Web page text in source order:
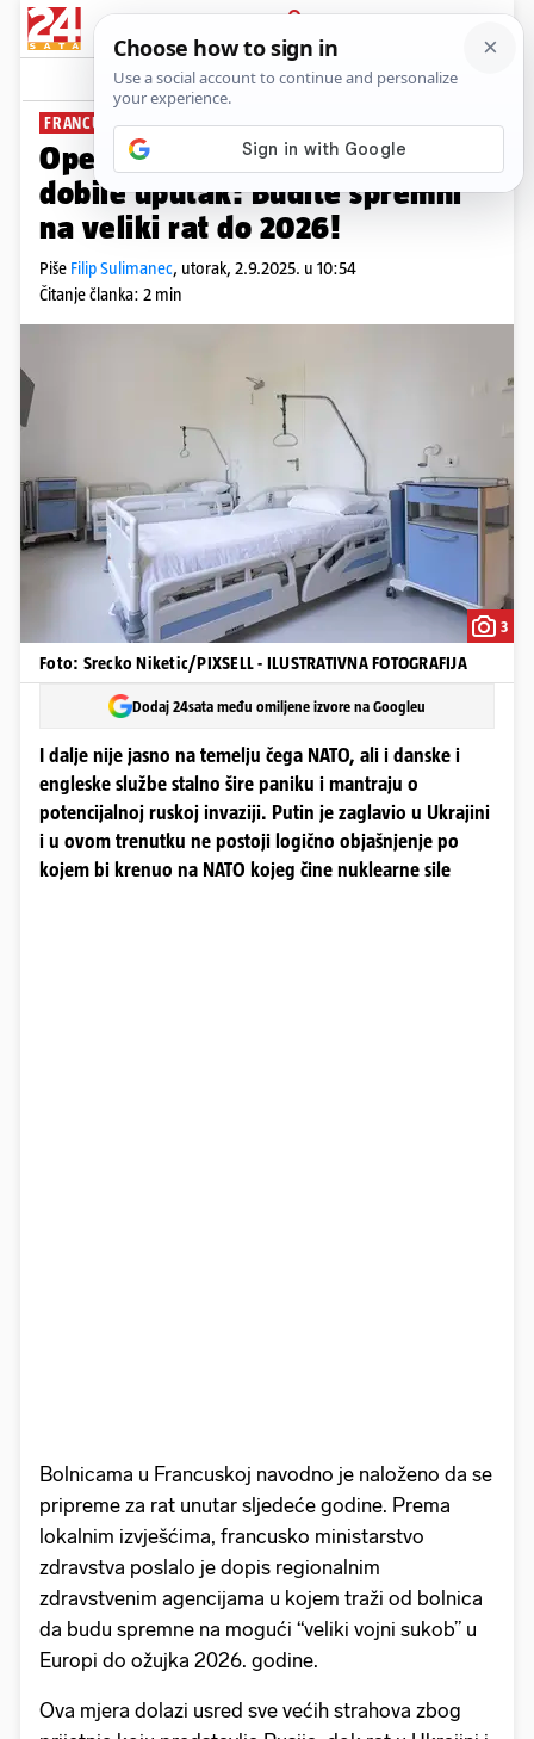
PRIJAVA
News Komentari
FRANCUSKA
Opet panika na Zapadu. Bolnice
dobile uputak: Budite spremni
na veliki rat do 2026!
Piše Filip Sulimanec, utorak, 2.9.2025. u 10:54
Čitanje članka: 2 min
3
Foto: Srecko Niketic/PIXSELL - ILUSTRATIVNA FOTOGRAFIJA
Dodaj 24sata među omiljene izvore na Googleu
I dalje nije jasno na temelju čega NATO, ali i danske i
engleske službe stalno šire paniku i mantraju o
potencijalnoj ruskoj invaziji. Putin je zaglavio u Ukrajini
i u ovom trenutku ne postoji logično objašnjenje po
kojem bi krenuo na NATO kojeg čine nuklearne sile
Bolnicama u Francuskoj navodno je naloženo da se
pripreme za rat unutar sljedeće godine. Prema
lokalnim izvješćima, francusko ministarstvo
zdravstva poslalo je dopis regionalnim
zdravstvenim agencijama u kojem traži od bolnica
da budu spremne na mogući “veliki vojni sukob” u
Europi do ožujka 2026. godine.
Ova mjera dolazi usred sve većih strahova zbog